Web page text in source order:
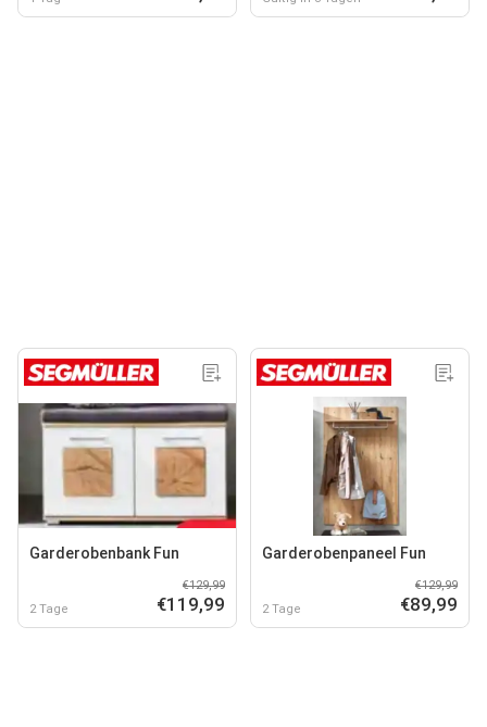
Garderobenbank Fun
2 Tage
€129,99
€119,99
Garderobenpaneel Fun
2 Tage
€129,99
€89,99